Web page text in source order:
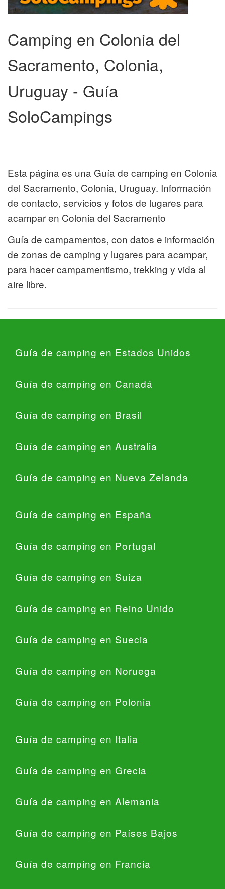
Camping en Colonia del
Sacramento, Colonia,
Uruguay - Guía
SoloCampings
Esta página es una Guía de camping en Colonia
del Sacramento, Colonia, Uruguay. Información
de contacto, servicios y fotos de lugares para
acampar en Colonia del Sacramento
Guía de campamentos, con datos e información
de zonas de camping y lugares para acampar,
para hacer campamentismo, trekking y vida al
aire libre.
Guía de camping en Estados Unidos
Guía de camping en Canadá
Guía de camping en Brasil
Guía de camping en Australia
Guía de camping en Nueva Zelanda
Guía de camping en España
Guía de camping en Portugal
Guía de camping en Suiza
Guía de camping en Reino Unido
Guía de camping en Suecia
Guía de camping en Noruega
Guía de camping en Polonia
Guía de camping en Italia
Guía de camping en Grecia
Guía de camping en Alemania
Guía de camping en Países Bajos
Guía de camping en Francia